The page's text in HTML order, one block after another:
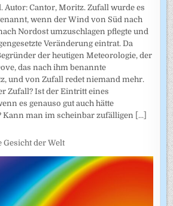
Autor: Cantor, Moritz. Zufall wurde es
wenn der Wind von Süd nach
Nordost umzuschlagen pflegte und
Veränderung eintrat. Da
der heutigen Meteorologie, der
das nach ihm benannte
und von Zufall redet niemand mehr.
Zufall? Ist der Eintritt eines
es genauso gut auch hätte
Kann man im scheinbar zufälligen [...]
Gesicht der Welt